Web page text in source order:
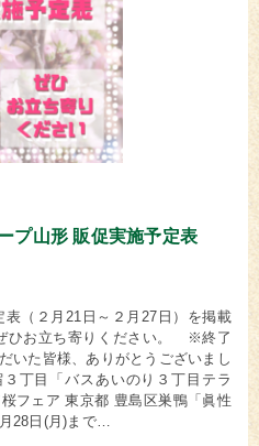
プ山形 販促実施予定表
（２月21日～２月27日）を掲載
ひお立ち寄りください。 ※終了
いた皆様、ありがとうございまし
丁目「バスあいのり３丁目テラ
フェア 東京都 豊島区巣鴨「眞性
月)まで…